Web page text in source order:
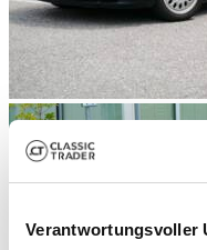
Verantwortungsvoller